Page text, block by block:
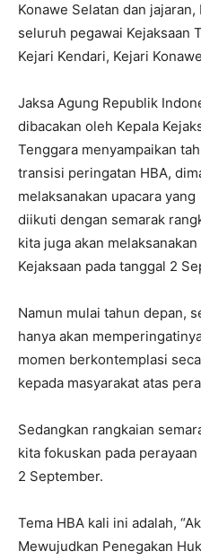
Konawe Selatan dan
seluruh pegawai Kejaksaan
Kejari Kendari, Kejari
Jaksa Agung Republik
dibacakan oleh Kepala
Tenggara menyampaikan
transisi peringatan HBA,
melaksanakan upacara yang
diikuti dengan semarak
kita juga akan
Kejaksaan pada tanggal 2
Namun mulai tahun depan,
hanya akan
momen berkontemplasi
kepada masyarakat atas
Sedangkan rangkaian
kita fokuskan pada
2 September.
Tema HBA kali ini adalah,
Mewujudkan Penegakan